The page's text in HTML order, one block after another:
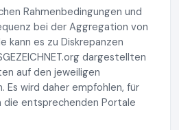
Rahmenbedingungen und
bei der Aggregation von
kann es zu Diskrepanzen
dargestellten
auf den jeweiligen
Es wird daher empfohlen, für
entsprechenden Portale